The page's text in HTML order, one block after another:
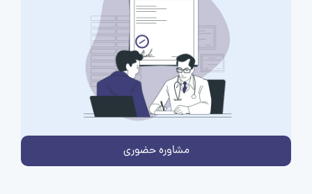
مشاوره حضوری